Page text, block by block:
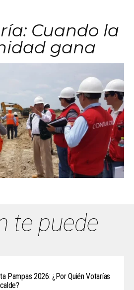
Cuando la
gana
te puede
Pampas 2026: ¿Por Quién Votarías